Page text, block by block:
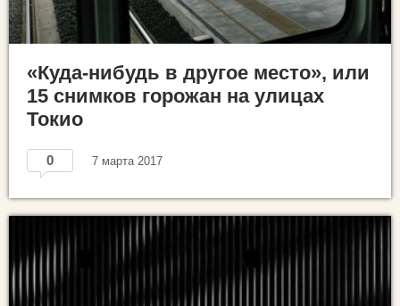
«Куда-нибудь в другое место», или
15 снимков горожан на улицах
Токио
0 7 марта 2017